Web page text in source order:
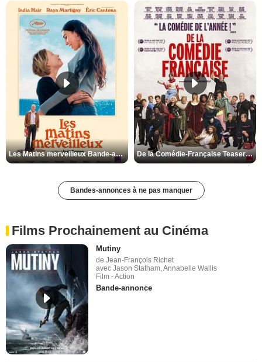
Les Matins merveilleux Bande-annonce VF De la Comédie-Française Teaser VF
Bandes-annonces à ne pas manquer
Films Prochainement au Cinéma
Mutiny
de Jean-François Richet
avec Jason Statham, Annabelle Wallis
Film - Action
Bande-annonce